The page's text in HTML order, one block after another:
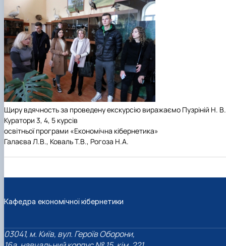
Щиру вдячность за проведену екскурсію виражаємо Пузріній Н. В.
Куратори 3, 4, 5 курсів
освітньої програми «Економічна кібернетика»
Галаєва Л.В., Коваль Т.В., Рогоза Н.А.
Кафедра економічної кібернетики
03041, м. Київ, вул. Героїв Оборони,